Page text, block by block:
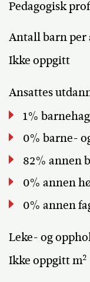
Pedagogisk
Antall barn per
Ikke oppgitt
Ansattes
1%
0% barne-
82% annen
0% annen
0% annen
Leke- og
Ikke oppgitt m2